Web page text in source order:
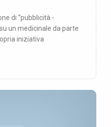
di “pubblicità -
un medicinale da parte
iniziativa